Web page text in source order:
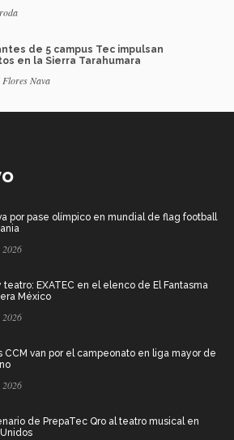
de 5 campus Tec impulsan
en la Sierra Tarahumara
Flores Nava
por pase olímpico en mundial de flag football
2026
teatro: EXATEC en el elenco de El Fantasma
México
2026
CCM van por el campeonato en liga mayor de
2026
de PrepaTec Qro al teatro musical en